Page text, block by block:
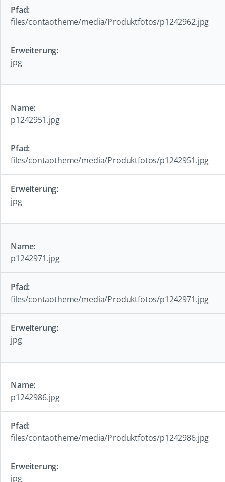
files/contaotheme/media/Produktfotos/p1242962.jpg
jpg
p1242951.jpg
files/contaotheme/media/Produktfotos/p1242951.jpg
jpg
p1242971.jpg
files/contaotheme/media/Produktfotos/p1242971.jpg
jpg
p1242986.jpg
files/contaotheme/media/Produktfotos/p1242986.jpg
jpg